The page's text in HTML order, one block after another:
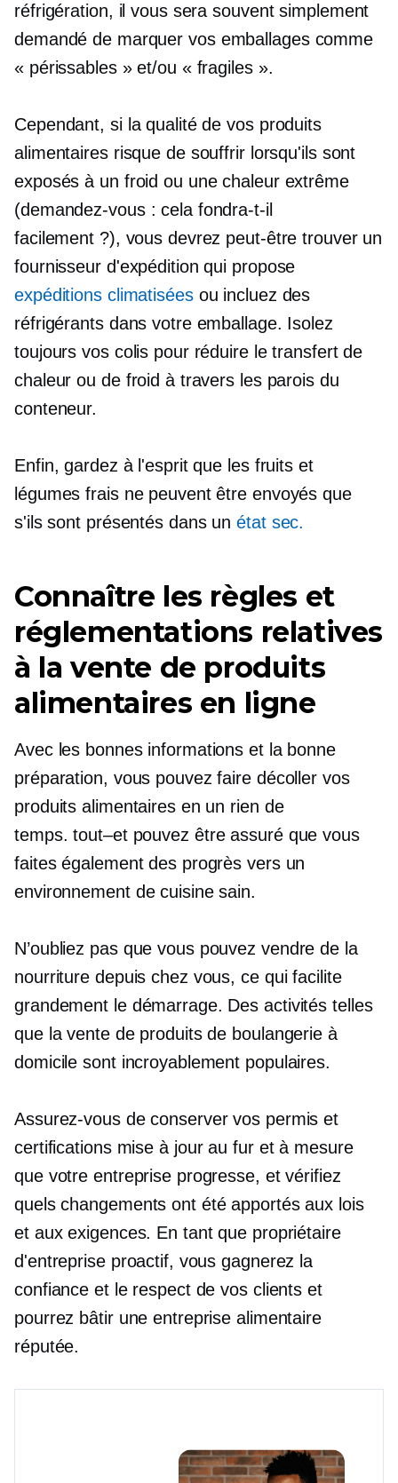
réfrigération, il vous sera souvent simplement
demandé de marquer vos emballages comme
« périssables » et/ou « fragiles ».
Cependant, si la qualité de vos produits
alimentaires risque de souffrir lorsqu'ils sont
exposés à un froid ou une chaleur extrême
(demandez-vous : cela fondra-t-il
facilement ?), vous devrez peut-être trouver un
fournisseur d'expédition qui propose
expéditions climatiséesou incluez des
réfrigérants dans votre emballage. Isolez
toujours vos colis pour réduire le transfert de
chaleur ou de froid à travers les parois du
conteneur.
Enfin, gardez à l'esprit que les fruits et
légumes frais ne peuvent être envoyés que
s'ils sont présentés dans unétat sec.
Connaître les règles et
réglementations relatives
à la vente de produits
alimentaires en ligne
Avec les bonnes informations et la bonne
préparation, vous pouvez faire décoller vos
produits alimentaires en un rien de
temps.tout–etpouvez être assuré que vous
faites également des progrès vers un
environnement de cuisine sain.
N’oubliez pas que vous pouvez vendre de la
nourriture depuis chez vous, ce qui facilite
grandement le démarrage. Des activités telles
que la vente de produits de boulangerie à
domicile sont incroyablement populaires.
Assurez-vous de conserver vos permis et
certifications mise à jourau fur et à mesure
que votre entreprise progresse, et vérifiez
quels changements ont été apportés aux lois
et aux exigences. En tant que propriétaire
d'entreprise proactif, vous gagnerez la
confiance et le respect de vos clients et
pourrez bâtir une entreprise alimentaire
réputée.